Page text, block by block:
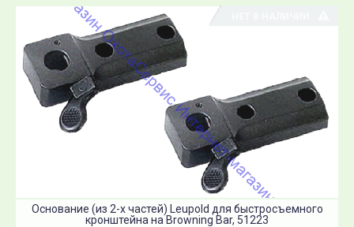
Основание (из 2-х частей) Leupold для быстросъемного
кронштейна на Browning Bar, 51223